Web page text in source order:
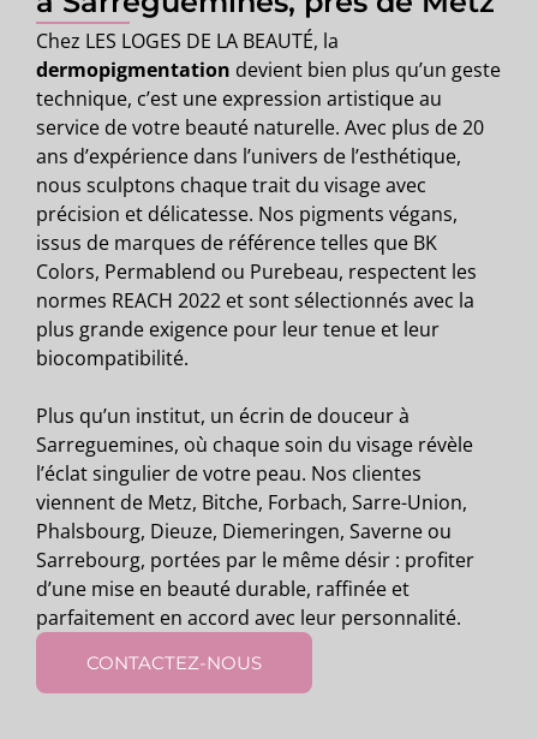
Chez LES LOGES DE LA BEAUTÉ, la
dermopigmentation devient bien plus qu’un geste
technique, c’est une expression artistique au
service de votre beauté naturelle. Avec plus de 20
ans d’expérience dans l’univers de l’esthétique,
nous sculptons chaque trait du visage avec
précision et délicatesse. Nos pigments végans,
issus de marques de référence telles que BK
Colors, Permablend ou Purebeau, respectent les
normes REACH 2022 et sont sélectionnés avec la
plus grande exigence pour leur tenue et leur
biocompatibilité.
Plus qu’un institut, un écrin de douceur à
Sarreguemines, où chaque soin du visage révèle
l’éclat singulier de votre peau. Nos clientes
viennent de Metz, Bitche, Forbach, Sarre-Union,
Phalsbourg, Dieuze, Diemeringen, Saverne ou
Sarrebourg, portées par le même désir : profiter
d’une mise en beauté durable, raffinée et
parfaitement en accord avec leur personnalité.
CONTACTEZ-NOUS